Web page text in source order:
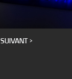
SUIVANT >